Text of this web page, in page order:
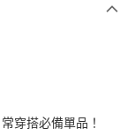
跳轉到大哥付的交易
日，確認付款後即完
認頁面所載為準。
過，訂單將自動取
分期系統評分，恕無
穿搭必備單品！